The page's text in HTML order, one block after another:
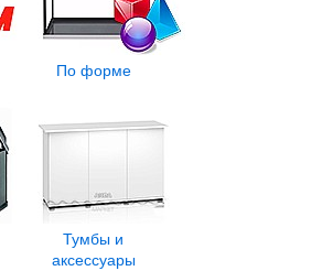
По форме
Тумбы и
аксессуары